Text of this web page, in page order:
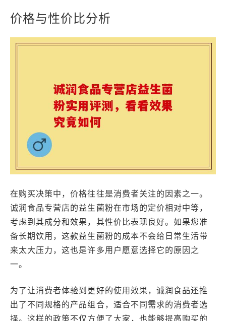
价格与性价比分析
在购买决策中，价格往往是消费者关注的因素之一。
诚润食品专营店的益生菌粉在市场的定价相对中等，
考虑到其成分和效果，其性价比表现良好。如果您准
备长期饮用，这款益生菌粉的成本不会给日常生活带
来太大压力，这也是许多用户愿意选择它的原因之
一。
为了让消费者体验到更好的使用效果，诚润食品还推
出了不同规格的产品组合，适合不同需求的消费者选
择。这样的政策不仅方便了大家，也能够提高购买的